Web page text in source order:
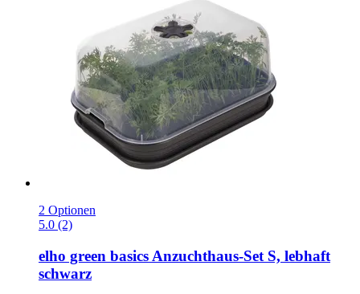
2 Optionen
5.0 (2)
elho green basics Anzuchthaus-​Set S, lebhaft
schwarz